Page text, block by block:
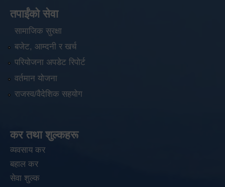
तपाईंको सेवा
सामाजिक सुरक्षा
बजेट, आम्दनी र खर्च
परियोजना अपडेट रिपोर्ट
वर्तमान योजना
राजस्व/वैदेशिक सहयोग
कर तथा शुल्कहरू
व्यवसाय कर
बहाल कर
सेवा शुल्क